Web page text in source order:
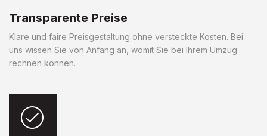
Transparente Preise
Klare und faire Preisgestaltung ohne versteckte Kosten. Bei
uns wissen Sie von Anfang an, womit Sie bei Ihrem Umzug
rechnen können.